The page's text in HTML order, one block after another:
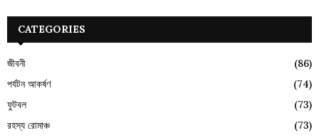
CATEGORIES
জীবনী
(86)
পর্যটন আকর্ষণ
(74)
ফুটবল
(73)
রহস্য রোমাঞ্চ
(73)